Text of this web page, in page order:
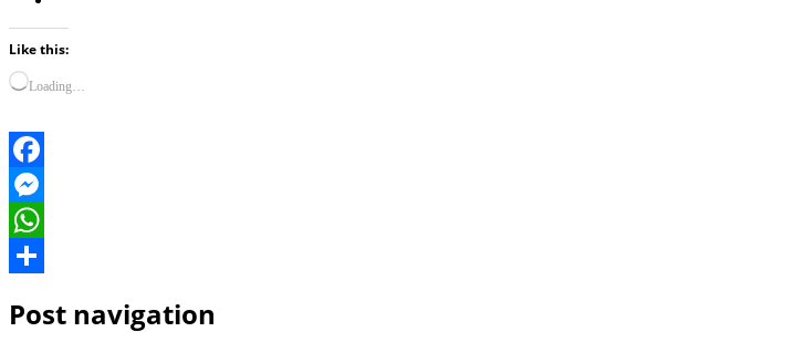
Like this:
Loading…
Facebook
Messenger
WhatsApp
Post navigation